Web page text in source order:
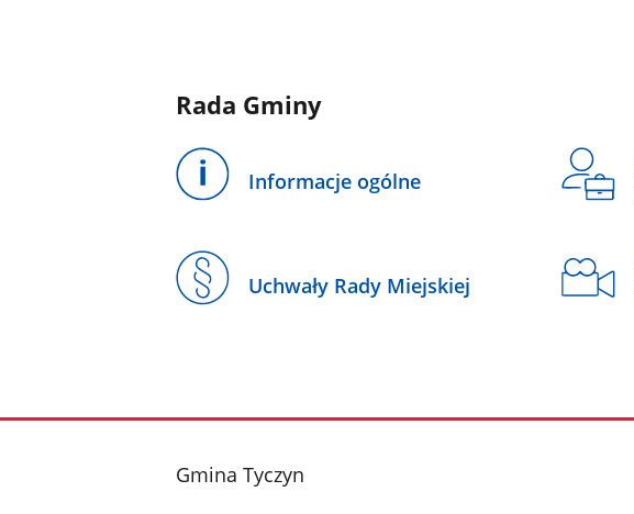
Rada Gminy
Informacje ogólne
Uchwały Rady Miejskiej
stopka
Gmina Tyczyn